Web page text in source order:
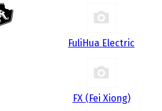
FuliHua Electric
FX (Fei Xiong)